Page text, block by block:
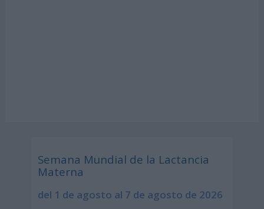
Semana Mundial de la Lactancia
Materna
del 1 de agosto al 7 de agosto de 2026